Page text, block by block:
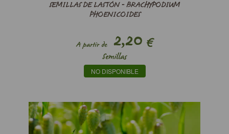
SEMILLAS DE LASTÓN - BRACHYPODIUM
PHOENICOIDES
A partir de2,20 €
Semillas
NO DISPONIBLE